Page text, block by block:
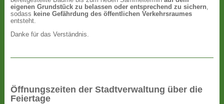
eigenen Grundstück zu belassen oder entsprechend zu sichern,
sodass keine Gefährdung des öffentlichen Verkehrsraumes
entsteht.
Danke für das Verständnis.
Öffnungszeiten der Stadtverwaltung über die
Feiertage